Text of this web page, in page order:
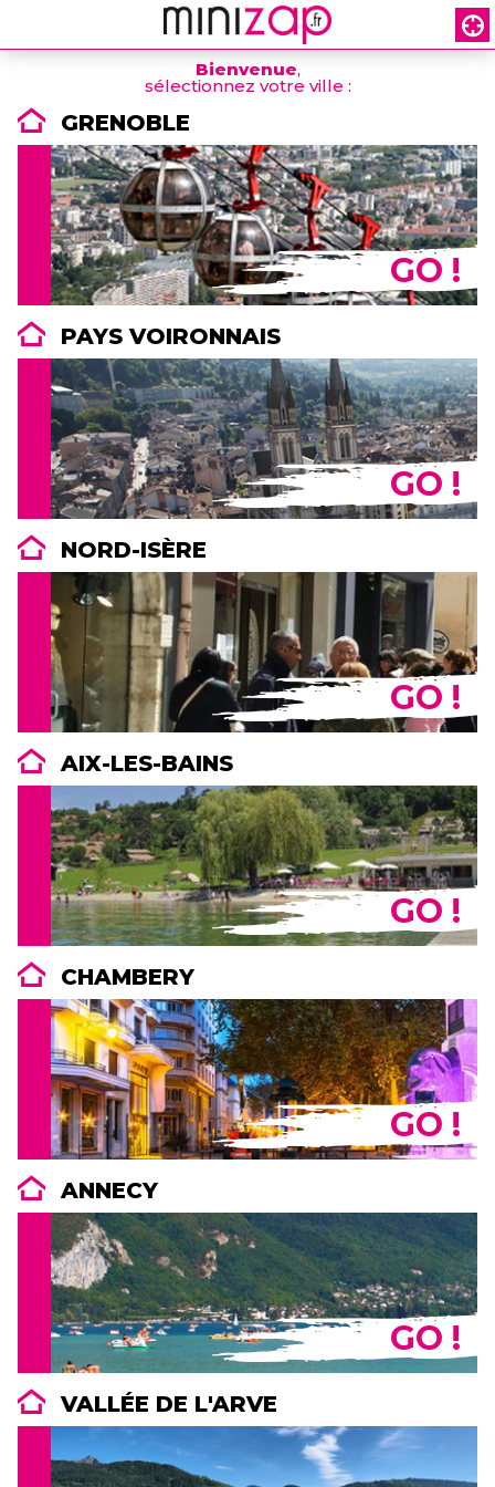
Bienvenue,
sélectionnez votre ville :
GRENOBLE
GO !
PAYS VOIRONNAIS
GO !
NORD-ISÈRE
GO !
AIX-LES-BAINS
GO !
CHAMBERY
GO !
ANNECY
GO !
VALLÉE DE L'ARVE